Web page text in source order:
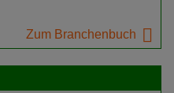
Zum Branchenbuch